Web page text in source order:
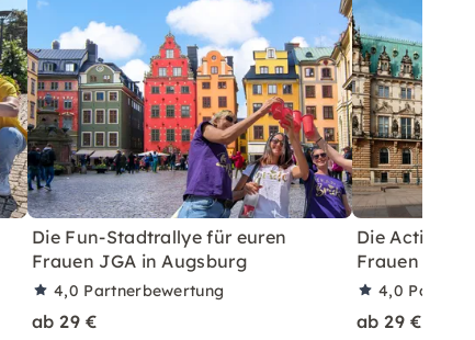
Die Fun-Stadtrallye für euren
Frauen JGA in Augsburg
4,0 Partnerbewertung
ab 29 €
Die Action-
Frauen JGA
4,0
ab 29 €